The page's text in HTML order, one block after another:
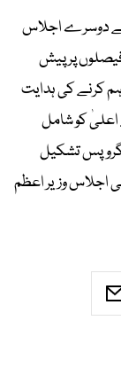
کے دوسرے اجلاس
پر پیش
کرنے کی ہدایت
اعلیٰ کو شامل
تشکیل
اجلاس وزیر اعظم